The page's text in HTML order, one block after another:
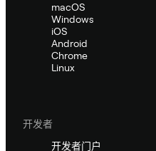
macOS
Windows
iOS
Android
Chrome
Linux
开发者
开发者门户